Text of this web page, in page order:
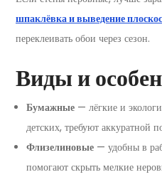
шпаклёвка и выведение
переклеивать обои через сезон.
Виды и
Бумажные — лёгкие и
детских, требуют аккуратной
Флизелиновые — удобны в
помогают скрыть мелкие